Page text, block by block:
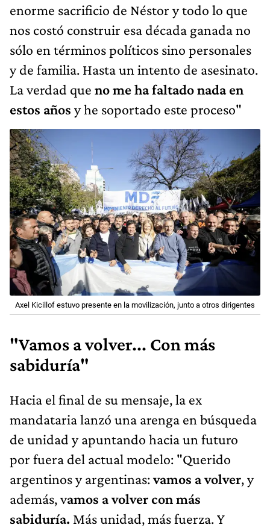
enorme sacrificio de Néstor y todo lo que
nos costó construir esa década ganada no
sólo en términos políticos sino personales
y de familia. Hasta un intento de asesinato.
La verdad que no me ha faltado nada en
estos años y he soportado este proceso"
Axel Kicillof estuvo presente en la movilización, junto a otros dirigentes
"Vamos a volver... Con más
sabiduría"
Hacia el final de su mensaje, la ex
mandataria lanzó una arenga en búsqueda
de unidad y apuntando hacia un futuro
por fuera del actual modelo: "Querido
argentinos y argentinas:vamos a volver, y
además, vamos a volver con más
sabiduría. Más unidad, más fuerza. Y